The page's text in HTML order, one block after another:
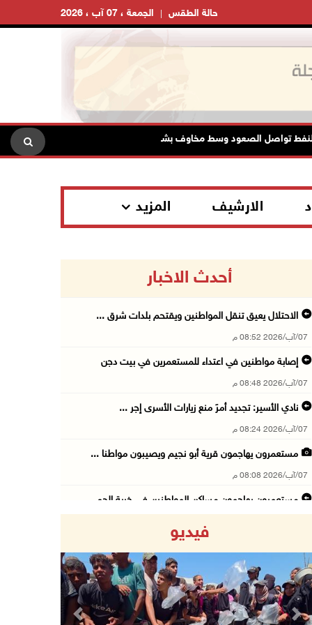
الجمعة ، 07 آب ، 2026 حالة الطقس
الصعود وسط مخاوف بشأن مستقبل الملاحة في هرمز
الارشيف المزيد
أحدث الاخبار
الاحتلال يعيق تنقل المواطنين ويقتحم بلدات شرق ...
07/آب/2026 08:52 م
إصابة مواطنين في اعتداء للمستعمرين في بيت دجن
07/آب/2026 08:48 م
نادي الأسير: تجديد أمرَ منع زيارات الأسرى إجر ...
07/آب/2026 08:24 م
مستعمرون يهاجمون قرية أبو نجيم ويصيبون مواطنا ...
07/آب/2026 08:08 م
مستعمرون يهاجمون مساكن المواطنين في خربة الحم ...
07/آب/2026 06:26 م
الرئاسة ترحب بإطلاق السعودية التحالف البحري ا ...
07/آب/2026 06:17 م
فيديو
Previous Next